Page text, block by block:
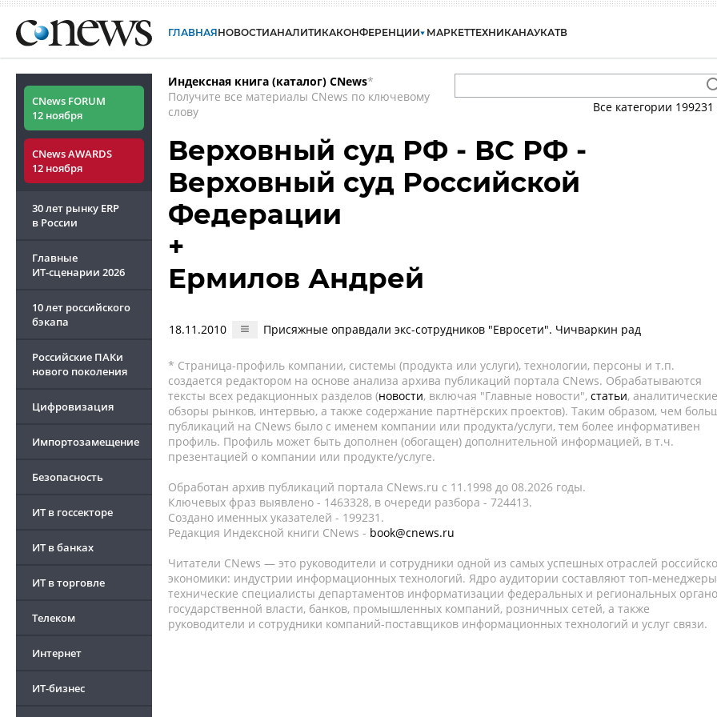
ГЛАВНАЯНОВОСТИАНАЛИТИКАКОНФЕРЕНЦИИ МАРКЕТТЕХНИКАНАУКАТВ
CNews FORUM
12 ноября
CNews AWARDS
12 ноября
30 лет рынку ERP
в России
Главные
ИТ-сценарии 2026
10 лет российского
бэкапа
Российские ПАКи
нового поколения
Цифровизация
Импортозамещение
Безопасность
ИТ в госсекторе
ИТ в банках
ИТ в торговле
Телеком
Интернет
ИТ-бизнес
Индексная книга (каталог) CNews*
Получите все материалы CNews по ключевому
слову
Все категории 199231
Верховный суд РФ - ВС РФ -
Верховный суд Российской
Федерации
+
Ермилов Андрей
18.11.2010 Присяжные оправдали экс-сотрудников "Евросети". Чичваркин рад
* Страница-профиль компании, системы (продукта или услуги), технологии, персоны и т.п.
создается редактором на основе анализа архива публикаций портала CNews. Обрабатываются
тексты всех редакционных разделов (новости, включая "Главные новости", статьи, аналитические
обзоры рынков, интервью, а также содержание партнёрских проектов). Таким образом, чем
публикаций на CNews было с именем компании или продукта/услуги, тем более информативен
профиль. Профиль может быть дополнен (обогащен) дополнительной информацией, в т.ч.
презентацией о компании или продукте/услуге.
Обработан архив публикаций портала CNews.ru c 11.1998 до 08.2026 годы.
Ключевых фраз выявлено - 1463328, в очереди разбора - 724413.
Создано именных указателей - 199231.
Редакция Индексной книги CNews - book@cnews.ru
Читатели CNews — это руководители и сотрудники одной из самых успешных отраслей
экономики: индустрии информационных технологий. Ядро аудитории составляют топ-
технические специалисты департаментов информатизации федеральных и региональных
государственной власти, банков, промышленных компаний, розничных сетей, а также
руководители и сотрудники компаний-поставщиков информационных технологий и услуг связи.